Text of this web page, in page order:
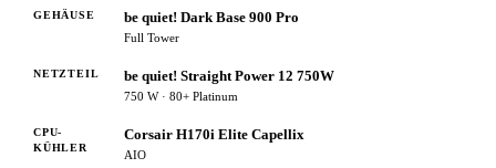
GEHÄUSE be quiet! Dark Base 900 Pro
Full Tower
NETZTEIL be quiet! Straight Power 12 750W
750 W · 80+ Platinum
CPU-
KÜHLER
Corsair H170i Elite Capellix
AIO